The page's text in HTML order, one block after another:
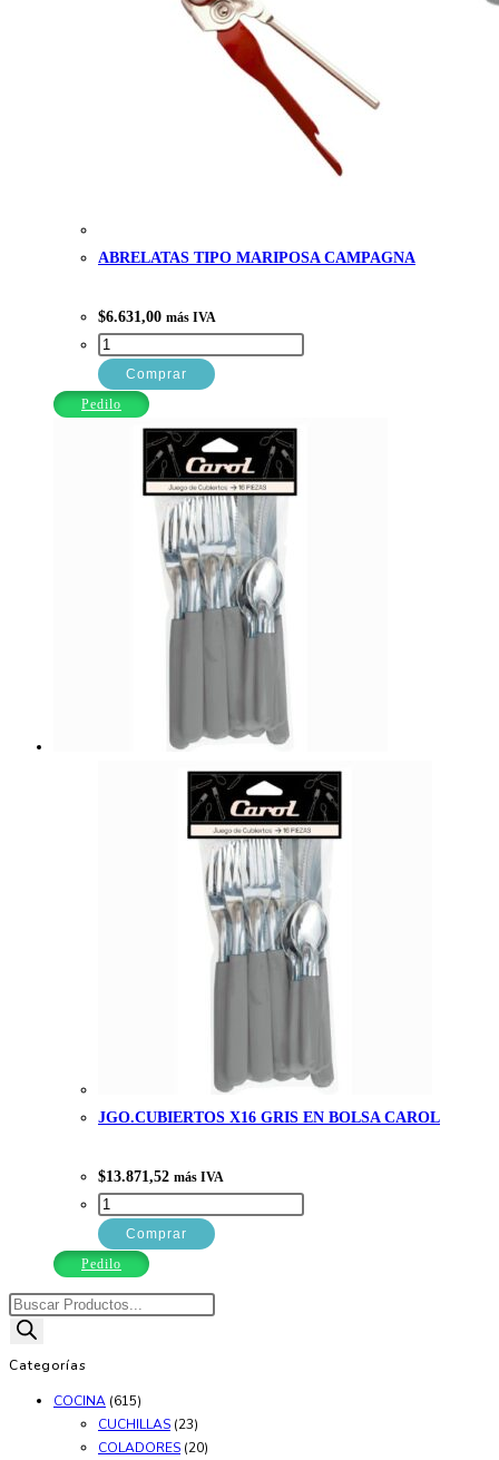
ABRELATAS TIPO MARIPOSA CAMPAGNA
$6.631,00 más IVA
ABRELATAS
TIPO
MARIPOSA
CAMPAGNA
Comprar
Pedilo
JGO.CUBIERTOS X16 GRIS EN BOLSA CAROL
$13.871,52 más IVA
JGO.CUBIERTOS
X16
GRIS
BOLSA
Comprar
Pedilo
Búsqueda
de
Categorías
COCINA (615)
CUCHILLAS (23)
COLADORES (20)